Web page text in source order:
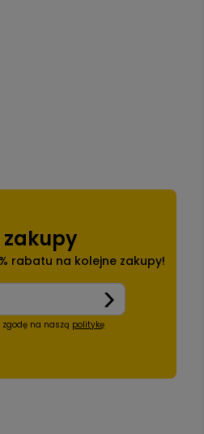
rabatu na kolejne zakupy!
na naszą politykę